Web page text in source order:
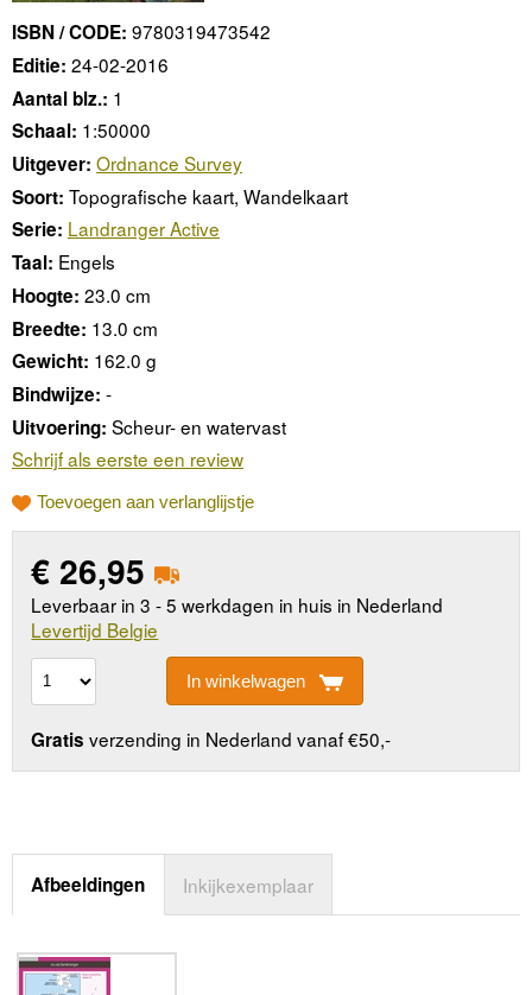
ISBN / CODE: 9780319473542
Editie: 24-02-2016
Aantal blz.: 1
Schaal: 1:50000
Uitgever: Ordnance Survey
Soort: Topografische kaart, Wandelkaart
Serie: Landranger Active
Taal: Engels
Hoogte: 23.0 cm
Breedte: 13.0 cm
Gewicht: 162.0 g
Bindwijze: -
Uitvoering: Scheur- en watervast
Schrijf als eerste een review
Toevoegen aan verlanglijstje
€ 26,95
Leverbaar in 3 - 5 werkdagen in huis in Nederland
Levertijd Belgie
In winkelwagen
Gratis verzending in Nederland vanaf €50,-
Afbeeldingen Inkijkexemplaar